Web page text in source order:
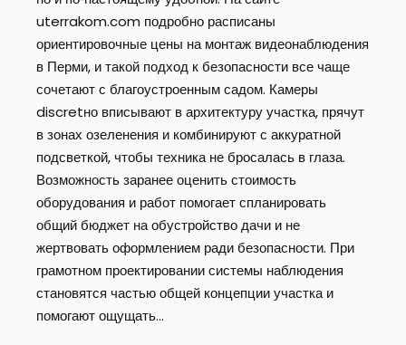
uterrakom.com подробно расписаны
ориентировочные цены на монтаж видеонаблюдения
в Перми, и такой подход к безопасности все чаще
сочетают с благоустроенным садом. Камеры
discretно вписывают в архитектуру участка, прячут
в зонах озеленения и комбинируют с аккуратной
подсветкой, чтобы техника не бросалась в глаза.
Возможность заранее оценить стоимость
оборудования и работ помогает спланировать
общий бюджет на обустройство дачи и не
жертвовать оформлением ради безопасности. При
грамотном проектировании системы наблюдения
становятся частью общей концепции участка и
помогают ощущать…